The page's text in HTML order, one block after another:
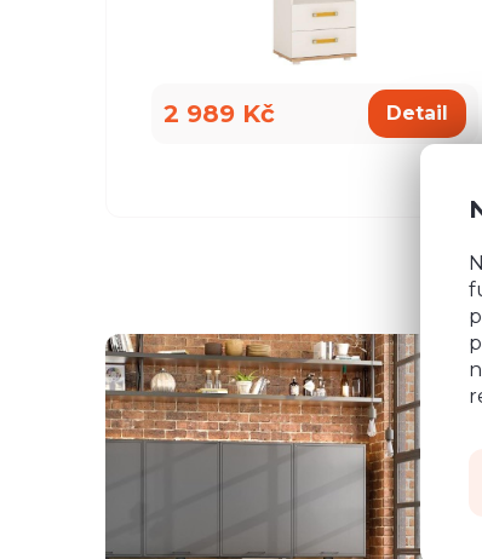
2 989 Kč Detail
deseti. Kuchyň je krásná a kvalitní.
mi pomohla se vším a komunikovala ihned,
které jsme postupně upravovaly, stejně tak mi